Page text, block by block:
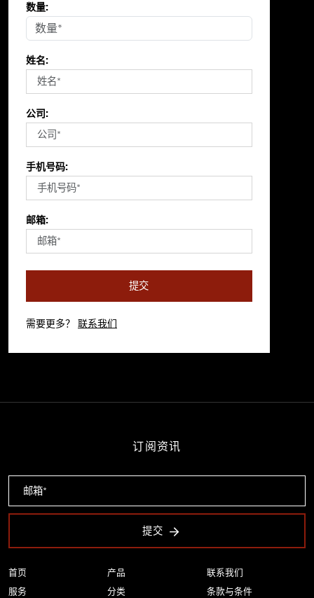
数量:
姓名:
公司:
手机号码:
邮箱:
提交
需要更多？ 联系我们
首页
服务
产品
分类
联系我们
条款与条件
订阅资讯
提交